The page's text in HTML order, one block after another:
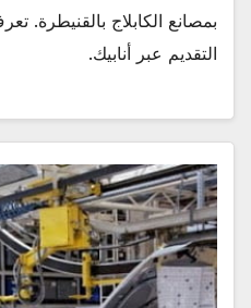
بمصانع الكابلاج
التقديم عبر أنابيك.